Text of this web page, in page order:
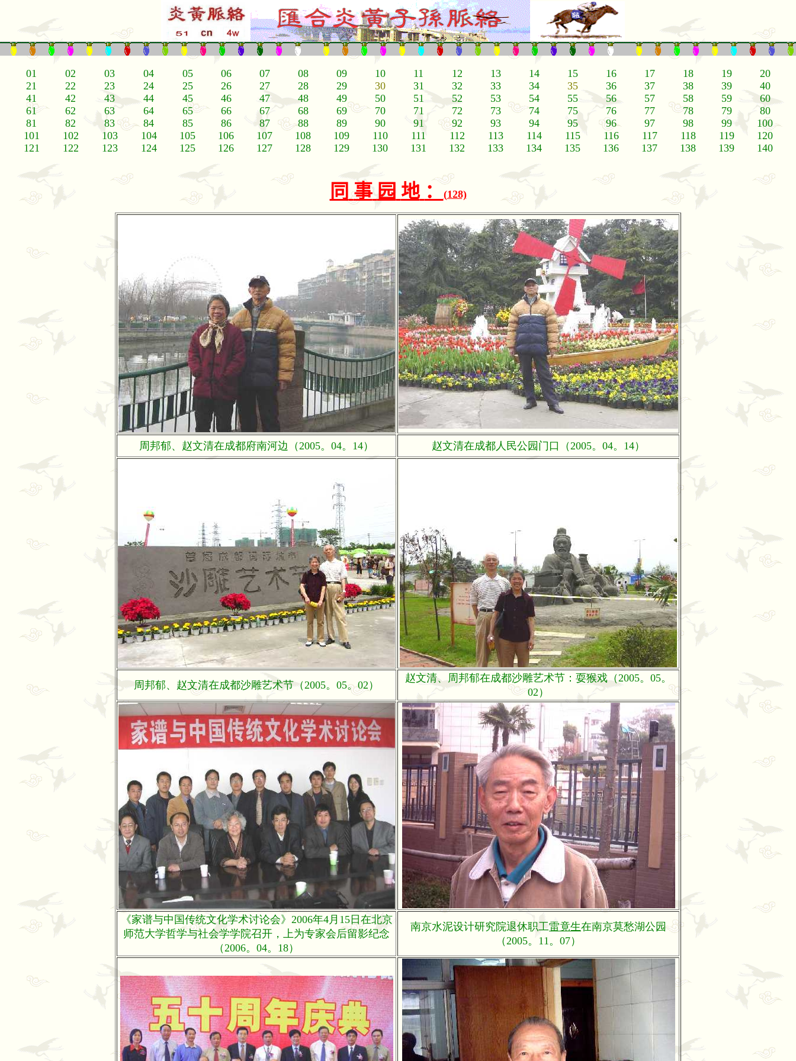
01 02 03 04 05 06 07 08 09 10 11 12 13 14 15 16 17 18 19
20
21
22 23 24 25 26 27 28 29 30 31 32 33 34 35 36 37 38 39
40
41
42 43 44 45 46 47 48 49 50 51 52 53 54 55 56 57 58 59
60
61
62 63 64 65 66 67 68 69 70 71 72 73 74 75 76 77 78 79
80
81
82 83 84 85 86 87 88 89 90 91 92 93 94 95 96 97 98 99
100
101
102 103 104 105 106 107 108 109 110 111 112 113 114 115 116 117 118 119
120
121
122 123 124 125 126 127 128 129 130 131 132 133 134 135 136 137 138 139 140
同 事 园 地 ：(128)
周邦郁、赵文清在成都府南河边（2005。04。14） 赵文清在成都人民公园门口（2005。04。14）
周邦郁、赵文清在成都沙雕艺术节（2005。05。02）
赵文清、周邦郁在成都沙雕艺术节：耍猴戏（2005。05。
02）
《家谱与中国传统文化学术讨论会》2006年4月15日在北京
师范大学哲学与社会学学院召开，上为专家会后留影纪念
（2006。04。18）
南京水泥设计研究院退休职工雷竟生在南京莫愁湖公园
（2005。11。07）